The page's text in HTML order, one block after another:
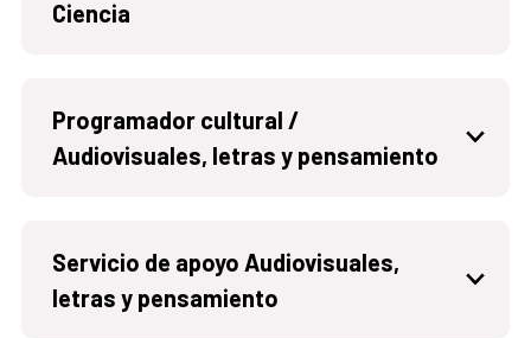
Ciencia
Programador cultural /
Audiovisuales, letras y pensamiento
Servicio de apoyo Audiovisuales,
letras y pensamiento